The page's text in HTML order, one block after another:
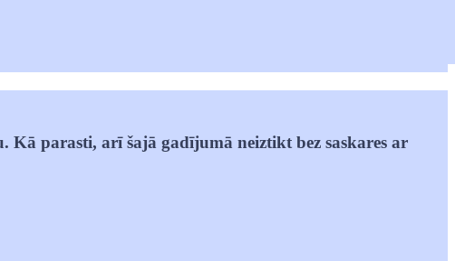
Kā parasti, arī šajā gadījumā neiztikt bez saskares ar